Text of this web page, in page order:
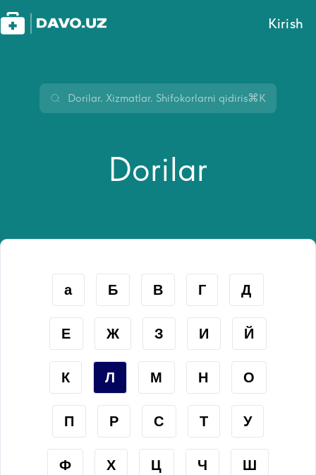
Kirish
⌘K
Dorilar
а Б В Г Д
Е Ж З И Й
К Л М Н О
П Р С Т У
Ф Х Ц Ч Ш